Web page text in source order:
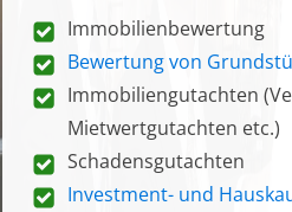
Immobilienbewertung
Bewertung von
Immobiliengutachten
Mietwertgutachten etc.)
Schadensgutachten
Investment- und